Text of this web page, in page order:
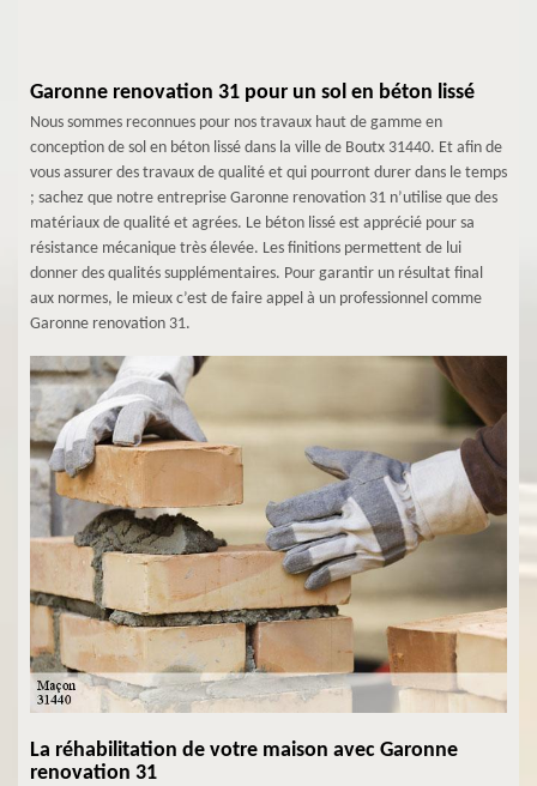
Garonne renovation 31 pour un sol en béton lissé
Nous sommes reconnues pour nos travaux haut de gamme en
conception de sol en béton lissé dans la ville de Boutx 31440. Et afin de
vous assurer des travaux de qualité et qui pourront durer dans le temps
; sachez que notre entreprise Garonne renovation 31 n’utilise que des
matériaux de qualité et agrées. Le béton lissé est apprécié pour sa
résistance mécanique très élevée. Les finitions permettent de lui
donner des qualités supplémentaires. Pour garantir un résultat final
aux normes, le mieux c’est de faire appel à un professionnel comme
Garonne renovation 31.
La réhabilitation de votre maison avec Garonne
renovation 31